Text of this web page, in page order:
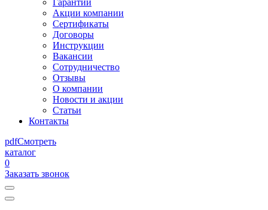
Гарантии
Акции компании
Сертификаты
Договоры
Инструкции
Вакансии
Сотрудничество
Отзывы
О компании
Новости и акции
Статьи
Контакты
pdfСмотреть
каталог
0
Заказать звонок